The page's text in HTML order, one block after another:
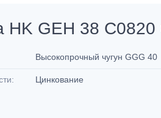
HK GEH 38 C0820
Высокопрочный чугун GGG 40
Цинкование